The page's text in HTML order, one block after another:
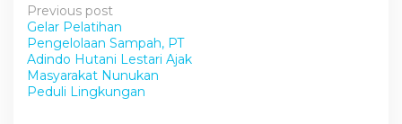
P
o
s
t
Previous post
Gelar Pelatihan
Pengelolaan Sampah, PT
Adindo Hutani Lestari Ajak
Masyarakat Nunukan
Peduli Lingkungan